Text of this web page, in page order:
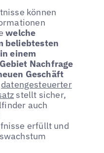
können
welche
beliebtesten
einem
Nachfrage
Geschäft
datengesteuerter
stellt sicher,
auch
erfüllt und